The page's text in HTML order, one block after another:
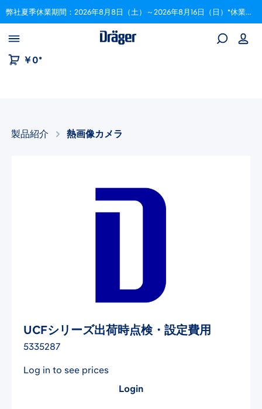
to B2B platform navigation 弊社夏季休業期間：2026年8月8日（土）～2026年8月16日（日）*休業期間中にいただいたご注文は、8月17日以降順次対応いたします。
￥0*
製品紹介 熱画像カメラ​
画像ギャラリーをスキップ
UCFシリーズ出荷時点検・設定費用
5335287
Log in to see prices
Login